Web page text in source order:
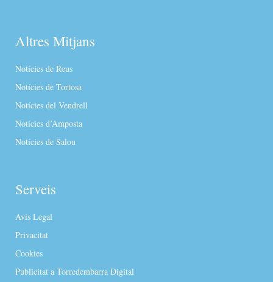
Altres Mitjans
Notícies de Reus
Notícies de Tortosa
Notícies del Vendrell
Notícies d’Amposta
Notícies de Salou
Serveis
Avís Legal
Privacitat
Cookies
Publicitat a Torredembarra Digital